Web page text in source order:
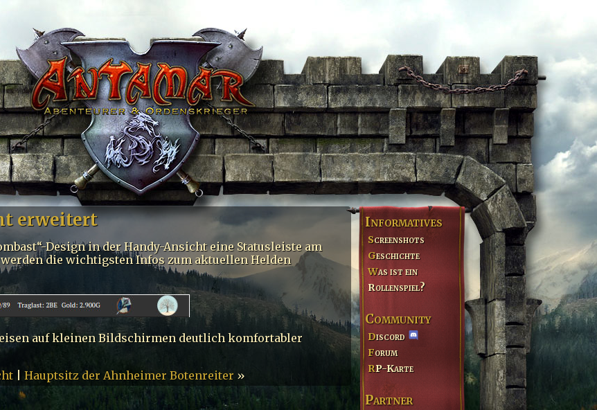
erweitert
Design in der Handy-Ansicht eine Statusleiste am
werden die wichtigsten Infos zum aktuellen Helden
auf kleinen Bildschirmen deutlich komfortabler
Hauptsitz der Ahnheimer Botenreiter »
Informatives
Screenshots
Geschichte
Was ist ein
Rollenspiel?
Community
Discord
Forum
RP-Karte
Partner